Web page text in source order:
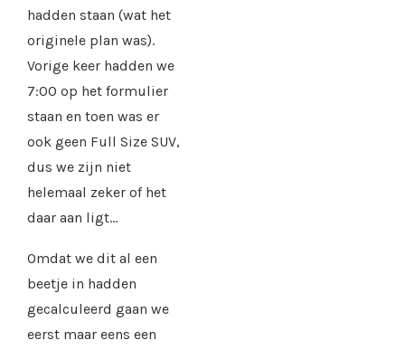
hadden staan (wat het
originele plan was).
Vorige keer hadden we
7:00 op het formulier
staan en toen was er
ook geen Full Size SUV,
dus we zijn niet
helemaal zeker of het
daar aan ligt…
Omdat we dit al een
beetje in hadden
gecalculeerd gaan we
eerst maar eens een